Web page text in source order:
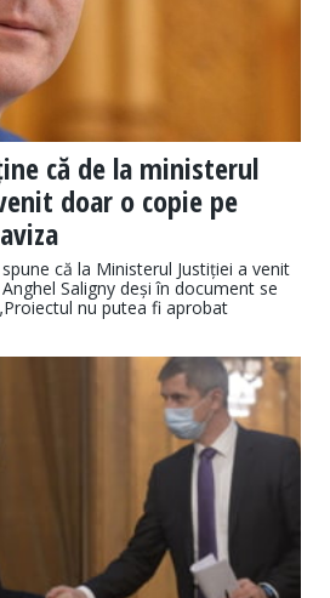
că de la ministerul
doar o copie pe
că la Ministerul Justiției a venit
Saligny deși în document se
nu putea fi aprobat